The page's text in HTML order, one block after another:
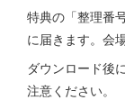
特典の「整理番
に届きます。会
ダウンロード後
注意ください。